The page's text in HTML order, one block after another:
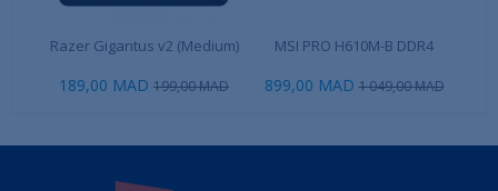
Razer Gigantus v2 (Medium)
189,00 MAD 199,00 MAD
MSI PRO H610M-B DDR4
899,00 MAD 1 049,00 MAD